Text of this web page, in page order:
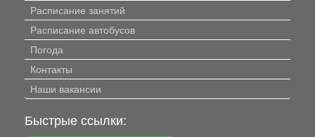
Расписание занятий
Расписание автобусов
Погода
Контакты
Наши вакансии
Быстрые ссылки: